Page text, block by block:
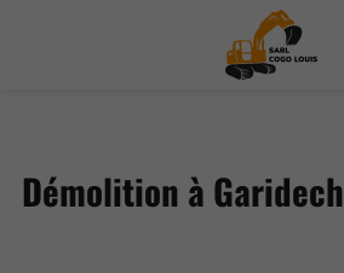
Démolition à Garidech